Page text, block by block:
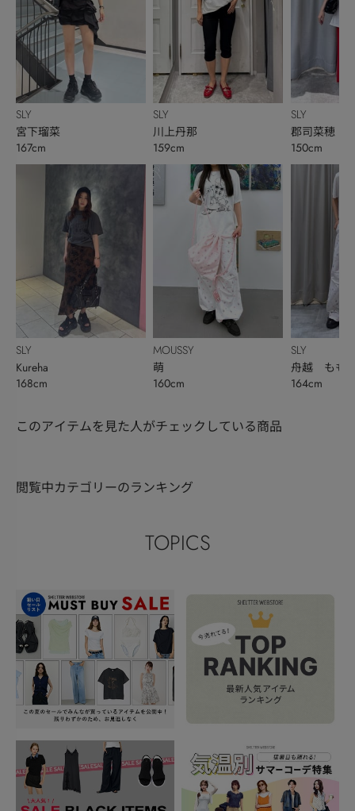
SLY
宮下瑠菜
167cm
SLY
Kureha
168cm
SLY
川上丹那
159cm
MOUSSY
萌
160cm
SLY
郡司菜穂
150cm
SLY
舟越 もも
164cm
このアイテムを見た人がチェックしている商品
閲覧中カテゴリーのランキング
TOPICS